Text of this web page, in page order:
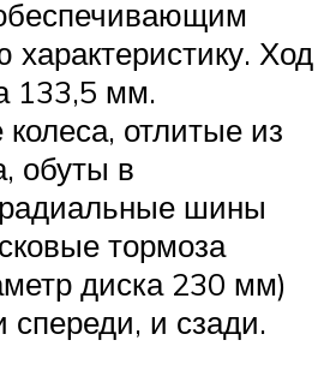
характеристику. Ход
133,5 мм.
отлитые из
обуты в
шины
тормоза
диска 230 мм)
спереди, и сзади.